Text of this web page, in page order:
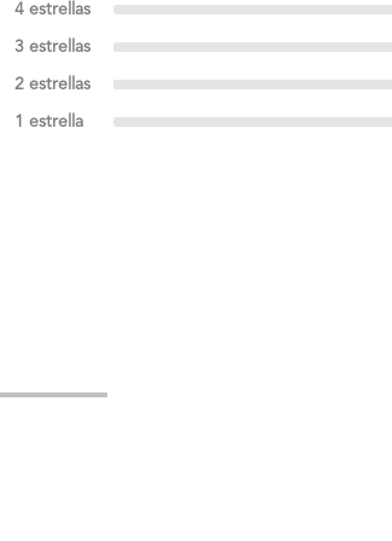
4 estrellas
3 estrellas
2 estrellas
1 estrella